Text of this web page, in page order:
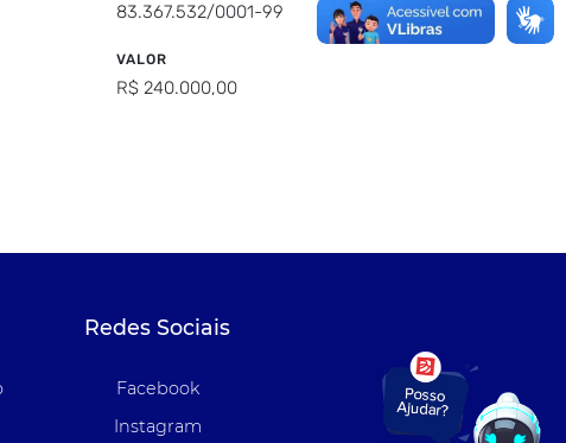
83.367.532/0001-99
VALOR
R$ 240.000,00
Redes Sociais
Facebook
Instagram